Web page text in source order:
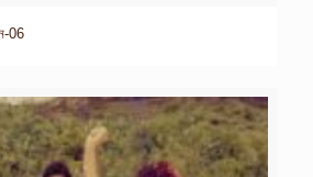
06